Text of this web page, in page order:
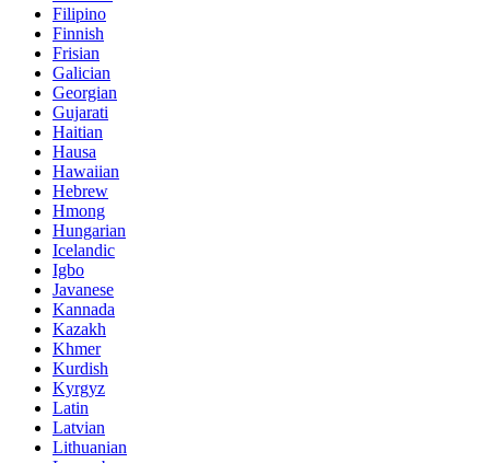
Filipino
Finnish
Frisian
Galician
Georgian
Gujarati
Haitian
Hausa
Hawaiian
Hebrew
Hmong
Hungarian
Icelandic
Igbo
Javanese
Kannada
Kazakh
Khmer
Kurdish
Kyrgyz
Latin
Latvian
Lithuanian